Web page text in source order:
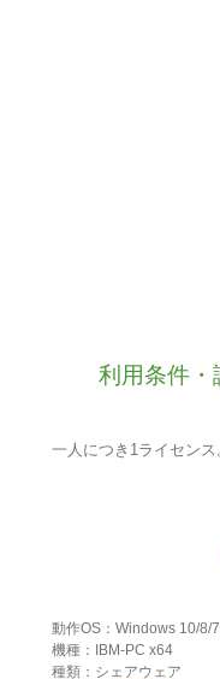
利用条件・
一人につき1ライセンス
動作OS：Windows 10/8/
機種：IBM-PC x64
種類：シェアウェア